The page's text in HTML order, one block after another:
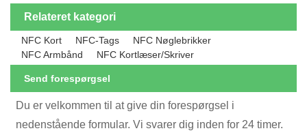
Relateret kategori
NFC Kort NFC-Tags
NFC Nøglebrikker
NFC Armbånd
NFC Kortlæser/skriver
Send forespørgsel
Du er velkommen til at give din forespørgsel i
nedenstående formular. Vi svarer dig inden for 24 timer.